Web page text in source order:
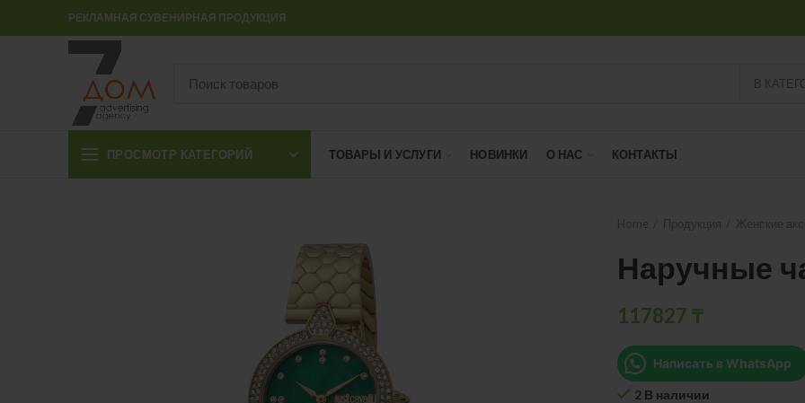
РЕКЛАМНАЯ СУВЕНИРНАЯ ПРОДУКЦИЯ
В
ПРОСМОТР КАТЕГОРИЙ ТОВАРЫ И УСЛУГИ НОВИНКИ О НАС КОНТАКТЫ
Наручные
117827 ₸
Написать в WhatsApp
2 В наличии